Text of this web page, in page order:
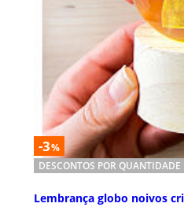
-3%
DESCONTOS POR QUANTIDADE
Lembrança globo noivos